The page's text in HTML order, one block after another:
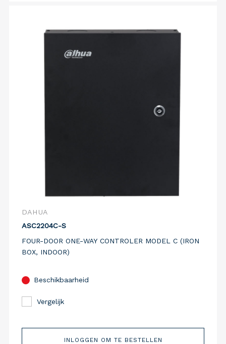
DAHUA
ASC2204C-S
FOUR-DOOR ONE-WAY CONTROLER MODEL C (IRON
BOX, INDOOR)
Beschikbaarheid
Vergelijk
INLOGGEN OM TE BESTELLEN